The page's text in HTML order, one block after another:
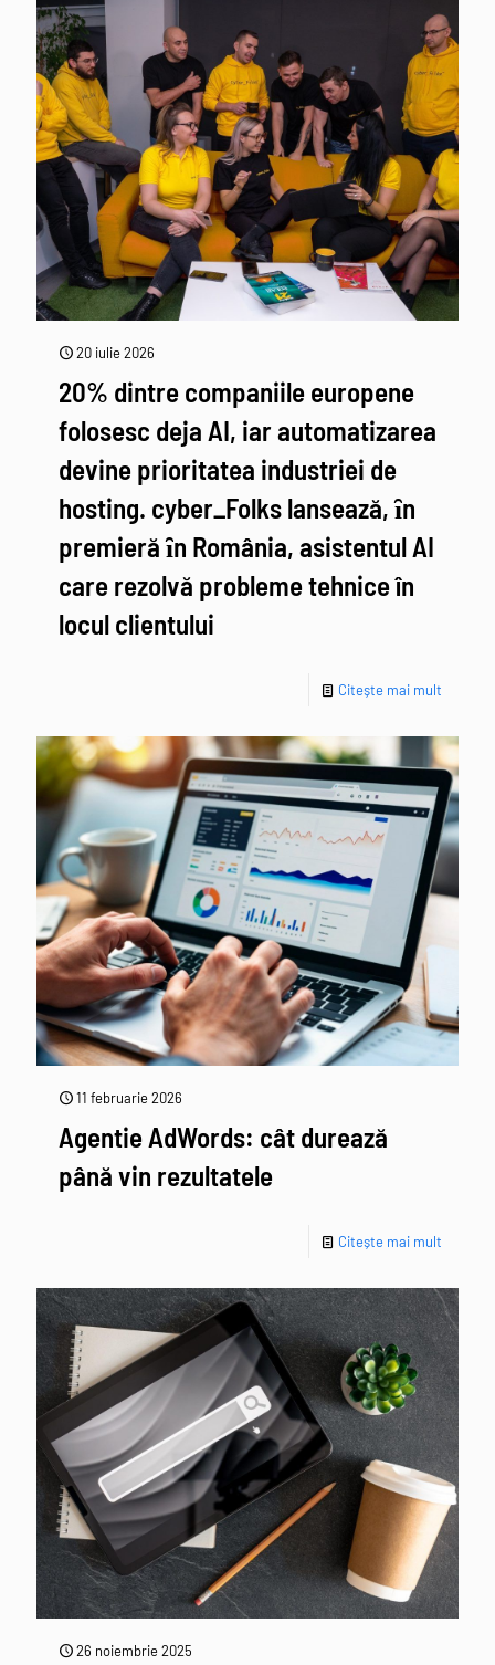
20 iulie 2026
20% dintre companiile europene
folosesc deja AI, iar automatizarea
devine prioritatea industriei de
hosting. cyber_Folks lansează, ȋn
premieră ȋn România, asistentul AI
care rezolvă probleme tehnice în
locul clientului
Citește mai mult
11 februarie 2026
Agentie AdWords: cât durează
până vin rezultatele
Citește mai mult
26 noiembrie 2025